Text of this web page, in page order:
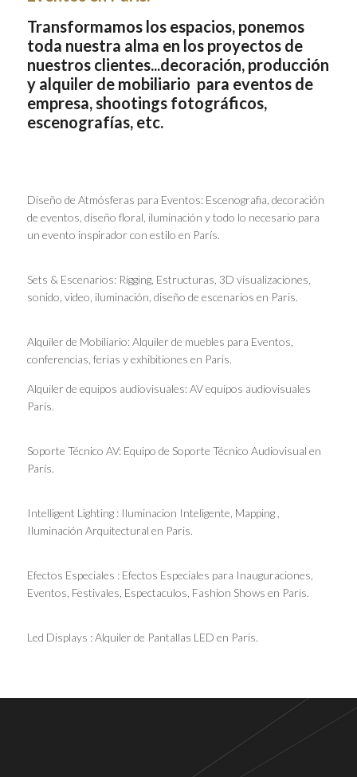
Transformamos los espacios, ponemos
toda nuestra alma en los proyectos de
nuestros clientes...decoración, producción
y alquiler de mobiliario para eventos de
empresa, shootings fotográficos,
escenografías, etc.
Diseño de Atmósferas para Eventos: Escenografia, decoración
de eventos, diseño floral, iluminación y todo lo necesario para
un evento inspirador con estilo en París.
Sets & Escenarios: Rigging, Estructuras, 3D visualizaciones,
sonido, video, iluminación, diseño de escenarios en Paris.
Alquiler de Mobiliario: Alquiler de muebles para Eventos,
conferencias, ferias y exhibitiones en Paris.
Alquiler de equipos audiovisuales: AV equipos audiovisuales
París.
Soporte Técnico AV: Equipo de Soporte Técnico Audiovisual en
París.
Intelligent Lighting : Iluminacion Inteligente, Mapping ,
Iluminación Arquitectural en Paris.
Efectos Especiales : Efectos Especiales para Inauguraciones,
Eventos, Festivales, Espectaculos, Fashion Shows en Paris.
Led Displays : Alquiler de Pantallas LED en Paris.